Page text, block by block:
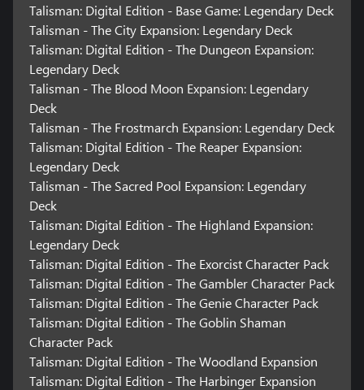
Talisman: Digital Edition - Base Game: Legendary Deck
Talisman - The City Expansion: Legendary Deck
Talisman: Digital Edition - The Dungeon Expansion:
Legendary Deck
Talisman - The Blood Moon Expansion: Legendary
Deck
Talisman - The Frostmarch Expansion: Legendary Deck
Talisman: Digital Edition - The Reaper Expansion:
Legendary Deck
Talisman - The Sacred Pool Expansion: Legendary
Deck
Talisman: Digital Edition - The Highland Expansion:
Legendary Deck
Talisman: Digital Edition - The Exorcist Character Pack
Talisman: Digital Edition - The Gambler Character Pack
Talisman: Digital Edition - The Genie Character Pack
Talisman: Digital Edition - The Goblin Shaman
Character Pack
Talisman: Digital Edition - The Woodland Expansion
Talisman: Digital Edition - The Harbinger Expansion